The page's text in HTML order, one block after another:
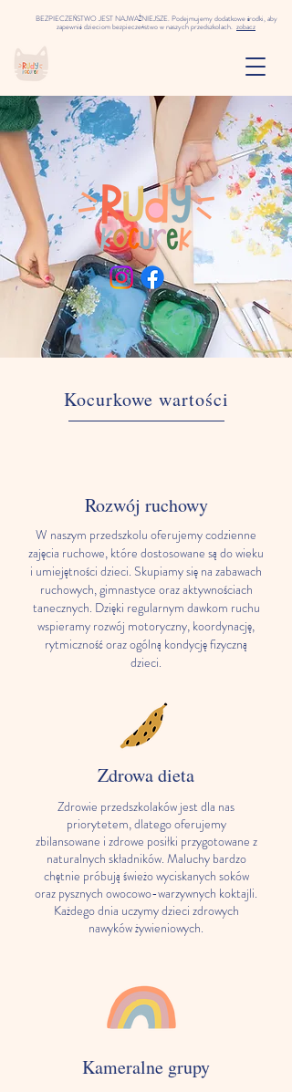
BEZPIECZEŃSTWO JEST NAJWAŻNIEJSZE. Podejmujemy dodatkowe środki, aby
zapewnić dzieciom bezpieczeństwo w naszych przedszkolach. zobacz
Kocurkowe wartości
Rozwój ruchowy
W naszym przedszkolu oferujemy codzienne
zajęcia ruchowe, które dostosowane są do wieku
i umiejętności dzieci. Skupiamy się na zabawach
ruchowych, gimnastyce oraz aktywnościach
tanecznych. Dzięki regularnym dawkom ruchu
wspieramy rozwój motoryczny, koordynację,
rytmiczność oraz ogólną kondycję fizyczną
dzieci.
Zdrowa dieta
Zdrowie przedszkolaków jest dla nas
priorytetem, dlatego oferujemy
zbilansowane i zdrowe posiłki przygotowane z
naturalnych składników. Maluchy bardzo
chętnie próbują świeżo wyciskanych soków
oraz pysznych owocowo-warzywnych koktajli.
Każdego dnia uczymy dzieci zdrowych
nawyków żywieniowych.
Kameralne grupy